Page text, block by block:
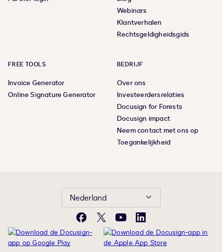
Webinars
Klantverhalen
Rechtsgeldigheidsgids
FREE TOOLS
Invoice Generator
Online Signature Generator
BEDRIJF
Over ons
Investeerdersrelaties
Docusign for Forests
Docusign impact
Neem contact met ons op
Toegankelijkheid
Nederland
Facebook
X YouTubeLinkedIn